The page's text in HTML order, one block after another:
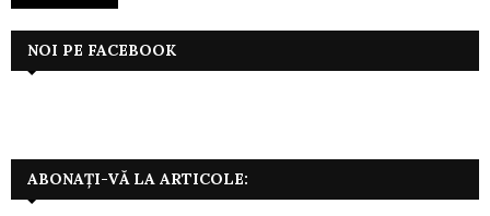
NOI PE FACEBOOK
ABONAȚI-VĂ LA ARTICOLE: